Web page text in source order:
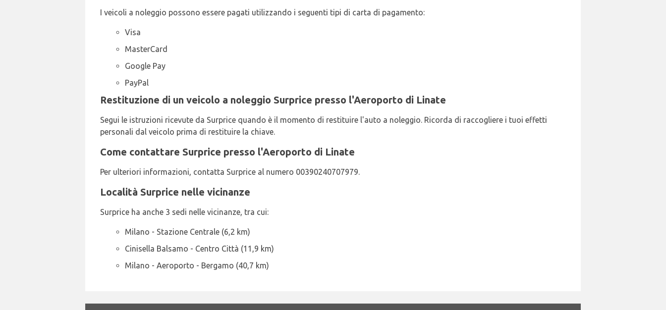
I veicoli a noleggio possono essere pagati utilizzando i seguenti tipi di carta di pagamento:
Visa
MasterCard
Google Pay
PayPal
Restituzione di un veicolo a noleggio Surprice presso l'Aeroporto di Linate
Segui le istruzioni ricevute da Surprice quando è il momento di restituire l'auto a noleggio. Ricorda di raccogliere i tuoi effetti
personali dal veicolo prima di restituire la chiave.
Come contattare Surprice presso l'Aeroporto di Linate
Per ulteriori informazioni, contatta Surprice al numero 00390240707979.
Località Surprice nelle vicinanze
Surprice ha anche 3 sedi nelle vicinanze, tra cui:
Milano - Stazione Centrale (6,2 km)
Cinisella Balsamo - Centro Città (11,9 km)
Milano - Aeroporto - Bergamo (40,7 km)